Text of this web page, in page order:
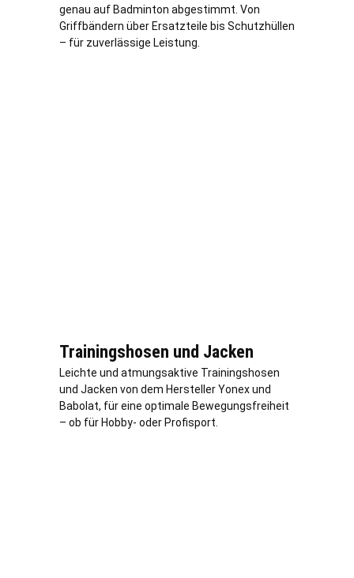
genau auf Badminton abgestimmt. Von
Griffbändern über Ersatzteile bis Schutzhüllen
– für zuverlässige Leistung.
Trainingshosen und Jacken
Leichte und atmungsaktive Trainingshosen
und Jacken von dem Hersteller Yonex und
Babolat, für eine optimale Bewegungsfreiheit
– ob für Hobby- oder Profisport.